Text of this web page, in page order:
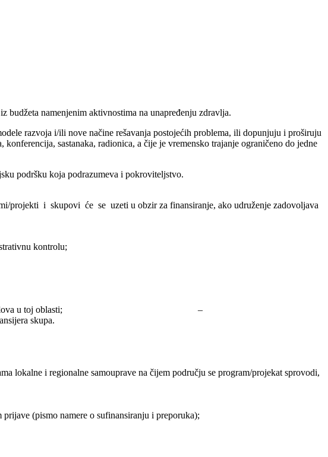
namenjenim aktivnostima na unapređenju zdravlja.
razvoja i/ili nove načine rešavanja postojećih problema, ili dopunjuju i proširuju
sastanaka, radionica, a čije je vremensko trajanje ograničeno do jedne
podršku koja podrazumeva i pokroviteljstvo.
projekti i skupovi će se uzeti u obzir za finansiranje, ako udruženje zadovoljava
kontrolu;
za obavljanje poslova u toj oblasti; –
skupa.
lokalne i regionalne samouprave na čijem području se program/projekat sprovodi,
(pismo namere o sufinansiranju i preporuka);